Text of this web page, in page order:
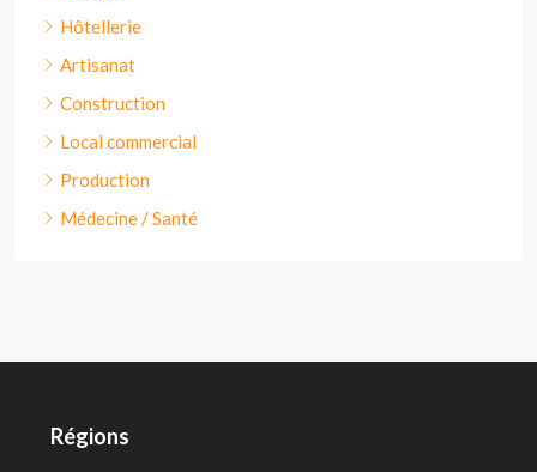
Hôtellerie
Artisanat
Construction
Local commercial
Production
Médecine / Santé
Régions